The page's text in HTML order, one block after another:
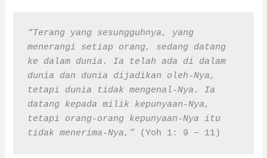
“Terang yang sesungguhnya, yang
menerangi setiap orang, sedang datang
ke dalam dunia. Ia telah ada di dalam
dunia dan dunia dijadikan oleh-Nya,
tetapi dunia tidak mengenal-Nya. Ia
datang kepada milik kepunyaan-Nya,
tetapi orang-orang kepunyaan-Nya itu
tidak menerima-Nya,”
(Yoh 1: 9 – 11)